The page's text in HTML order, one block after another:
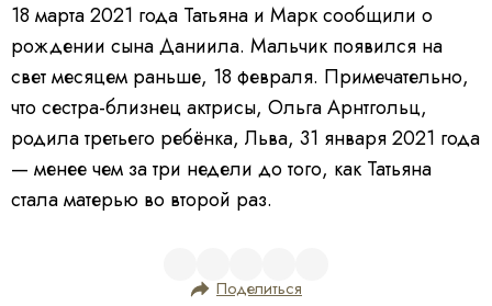
18 марта 2021 года Татьяна и Марк сообщили о
рождении сына Даниила. Мальчик появился на
свет месяцем раньше, 18 февраля. Примечательно,
что сестра-близнец актрисы, Ольга Арнтгольц,
родила третьего ребёнка, Льва, 31 января 2021 года
— менее чем за три недели до того, как Татьяна
стала матерью во второй раз.
Поделиться